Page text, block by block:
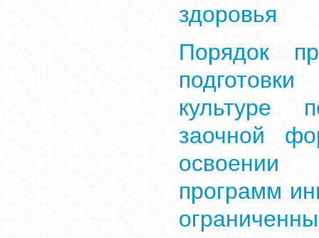
здоровья
Порядок
культуре
заочной
освоении
программ